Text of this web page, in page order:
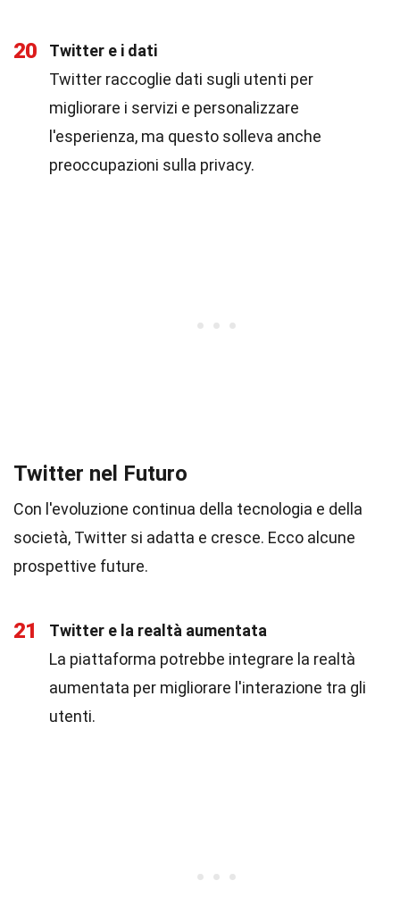
20
Twitter e i dati
Twitter raccoglie dati sugli utenti per
migliorare i servizi e personalizzare
l'esperienza, ma questo solleva anche
preoccupazioni sulla privacy.
Twitter nel Futuro
Con l'evoluzione continua della tecnologia e della
società, Twitter si adatta e cresce. Ecco alcune
prospettive future.
21
Twitter e la realtà aumentata
La piattaforma potrebbe integrare la realtà
aumentata per migliorare l'interazione tra gli
utenti.